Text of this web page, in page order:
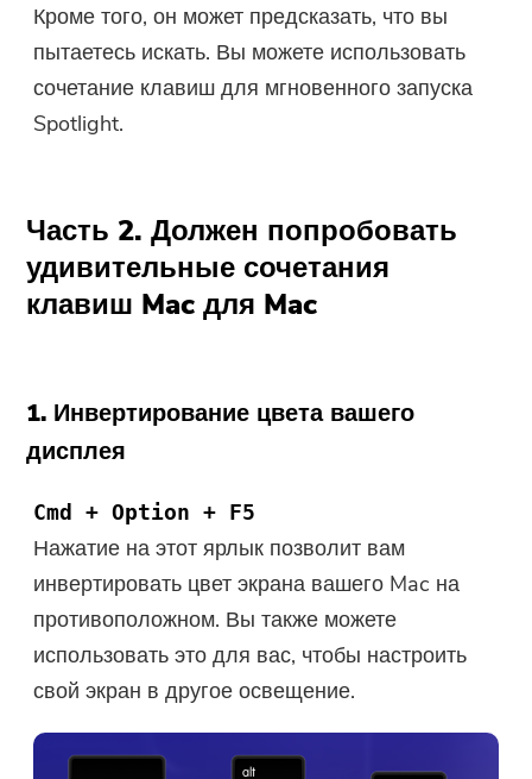
Кроме того, он может предсказать, что вы
пытаетесь искать. Вы можете использовать
сочетание клавиш для мгновенного запуска
Spotlight.
Часть 2. Должен попробовать
удивительные сочетания
клавиш Mac для Mac
1. Инвертирование цвета вашего
дисплея
Cmd + Option + F5
Нажатие на этот ярлык позволит вам
инвертировать цвет экрана вашего Mac на
противоположном. Вы также можете
использовать это для вас, чтобы настроить
свой экран в другое освещение.